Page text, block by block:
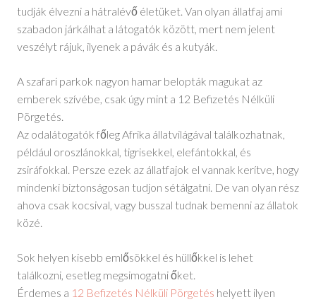
tudják élvezni a hátralévő életüket. Van olyan állatfaj ami
szabadon járkálhat a látogatók között, mert nem jelent
veszélyt rájuk, ilyenek a pávák és a kutyák.
A szafari parkok nagyon hamar belopták magukat az
emberek szívébe, csak úgy mint a 12 Befizetés Nélküli
Pörgetés.
Az odalátogatók főleg Afrika állatvilágával találkozhatnak,
például oroszlánokkal, tigrisekkel, elefántokkal, és
zsiráfokkal. Persze ezek az állatfajok el vannak kerítve, hogy
mindenki biztonságosan tudjon sétálgatni. De van olyan rész
ahova csak kocsival, vagy busszal tudnak bemenni az állatok
közé.
Sok helyen kisebb emlősökkel és hüllőkkel is lehet
találkozni, esetleg megsimogatni őket.
Érdemes a 12 Befizetés Nélküli Pörgetés helyett ilyen